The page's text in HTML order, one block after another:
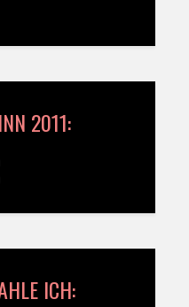
2011:
ICH: